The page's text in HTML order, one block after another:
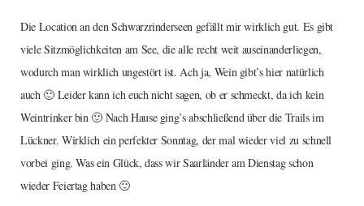
Die Location an den Schwarzrinderseen gefällt mir wirklich gut. Es gibt
viele Sitzmöglichkeiten am See, die alle recht weit auseinanderliegen,
wodurch man wirklich ungestört ist. Ach ja, Wein gibt’s hier natürlich
auch 🙂 Leider kann ich euch nicht sagen, ob er schmeckt, da ich kein
Weintrinker bin 🙂 Nach Hause ging’s abschließend über die Trails im
Lückner. Wirklich ein perfekter Sonntag, der mal wieder viel zu schnell
vorbei ging. Was ein Glück, dass wir Saarländer am Dienstag schon
wieder Feiertag haben 🙂